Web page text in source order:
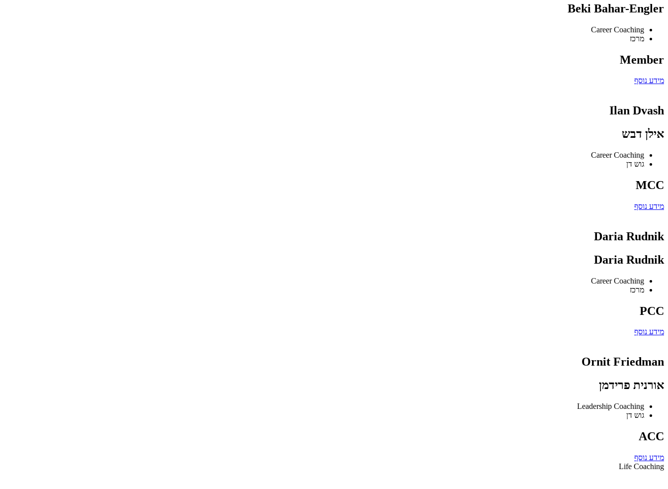
Beki Bahar-Engler
Career Coaching
מרכז
Member
מידע נוסף
Ilan Dvash
אילן דבש
Career Coaching
גוש דן
MCC
מידע נוסף
Daria Rudnik
Daria Rudnik
Career Coaching
מרכז
PCC
מידע נוסף
Ornit Friedman
אורנית פרידמן
Leadership Coaching
גוש דן
ACC
מידע נוסף
Life Coaching